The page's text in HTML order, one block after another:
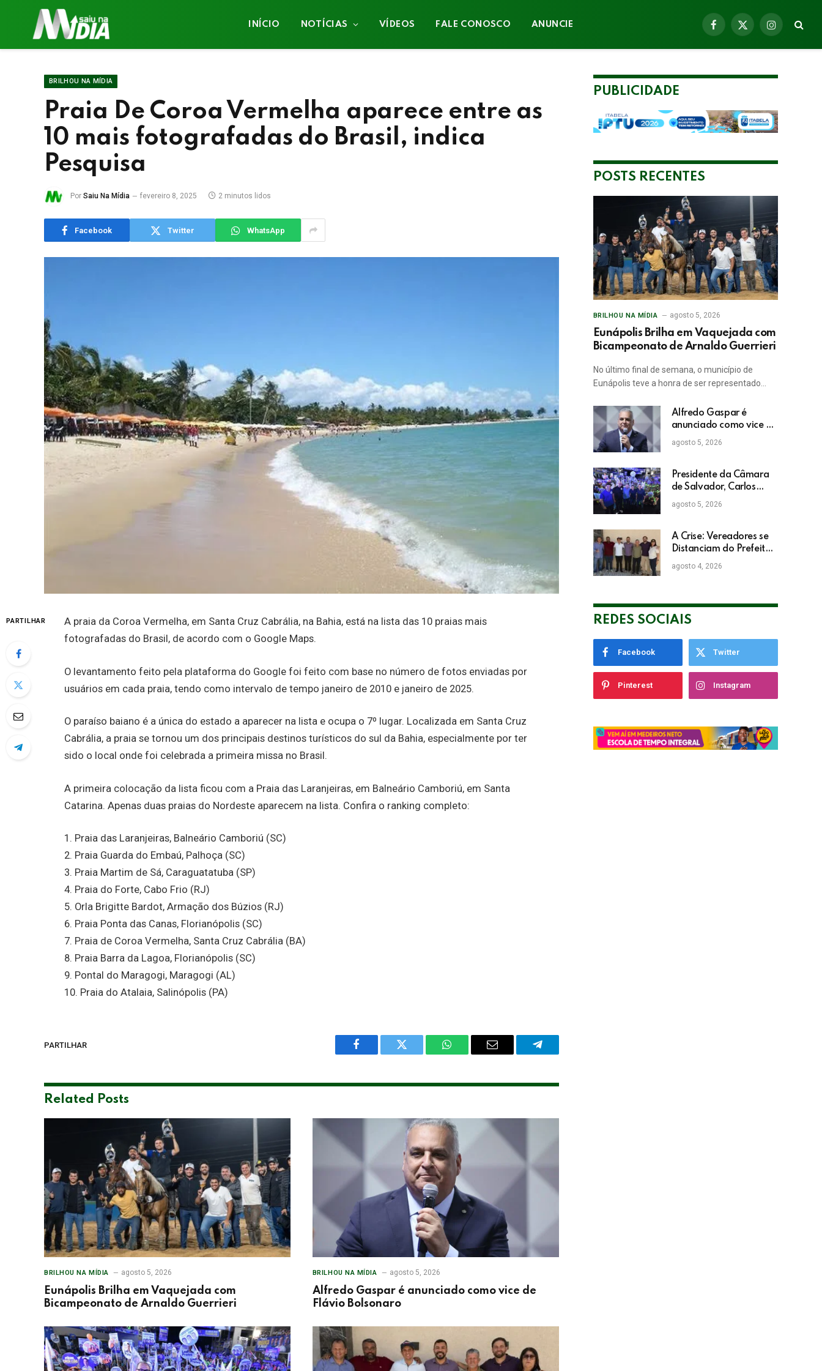
INÍCIO NOTÍCIAS VÍDEOS FALE CONOSCO ANUNCIE
Facebook
X
Instagram
BRILHOU NA MÍDIA
Praia De Coroa Vermelha aparece entre as
10 mais fotografadas do Brasil, indica
Pesquisa
Por Saiu Na Mídia fevereiro 8, 2025 2 minutos lidos
Facebook Twitter WhatsApp
PARTILHAR
A praia da Coroa Vermelha, em Santa Cruz Cabrália, na Bahia, está na lista das 10 praias mais
fotografadas do Brasil, de acordo com o Google Maps.
O levantamento feito pela plataforma do Google foi feito com base no número de fotos enviadas por
usuários em cada praia, tendo como intervalo de tempo janeiro de 2010 e janeiro de 2025.
O paraíso baiano é a única do estado a aparecer na lista e ocupa o 7º lugar. Localizada em Santa Cruz
Cabrália, a praia se tornou um dos principais destinos turísticos do sul da Bahia, especialmente por ter
sido o local onde foi celebrada a primeira missa no Brasil.
A primeira colocação da lista ficou com a Praia das Laranjeiras, em Balneário Camboriú, em Santa
Catarina. Apenas duas praias do Nordeste aparecem na lista. Confira o ranking completo:
1. Praia das Laranjeiras, Balneário Camboriú (SC)
2. Praia Guarda do Embaú, Palhoça (SC)
3. Praia Martim de Sá, Caraguatatuba (SP)
4. Praia do Forte, Cabo Frio (RJ)
5. Orla Brigitte Bardot, Armação dos Búzios (RJ)
6. Praia Ponta das Canas, Florianópolis (SC)
7. Praia de Coroa Vermelha, Santa Cruz Cabrália (BA)
8. Praia Barra da Lagoa, Florianópolis (SC)
9. Pontal do Maragogi, Maragogi (AL)
10. Praia do Atalaia, Salinópolis (PA)
PARTILHAR
Facebook Twitter WhatsAppEmail Telegram
Related Posts
BRILHOU NA MÍDIA agosto 5, 2026
Eunápolis Brilha em Vaquejada com
Bicampeonato de Arnaldo Guerrieri
BRILHOU NA MÍDIA agosto 5, 2026
Alfredo Gaspar é anunciado como vice de
Flávio Bolsonaro
PUBLICIDADE
POSTS RECENTES
BRILHOU NA MÍDIA agosto 5, 2026
Eunápolis Brilha em Vaquejada com
Bicampeonato de Arnaldo Guerrieri
No último final de semana, o município de
Eunápolis teve a honra de ser representado…
Alfredo Gaspar é
anunciado como vice de
Flávio Bolsonaro
agosto 5, 2026
Presidente da Câmara
de Salvador, Carlos
Muniz confirma apoio a
ACM Neto: “Irei lutar
campanha”
agosto 5, 2026
A Crise: Vereadores se
Distanciam do Prefeito
de Eunápolis Robério
Oliveira nas Eleições
agosto 4, 2026
REDES SOCIAIS
Facebook Twitter
Pinterest Instagram